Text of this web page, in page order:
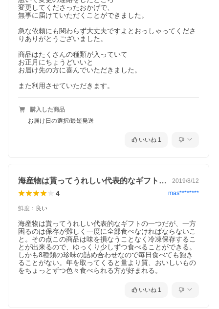
変更してくださったおかげで、
無事に届けていただくことができました。
急な依頼にも関わらず大丈夫ですよとおっしゃってくださ
りありがとうございました。
商品はたくさんの種類が入っていて
お正月にちょうどいいと
お届け先の方に喜んでいただきました。
また利用させていただきます。
購入した商品
お届け日の選択/最短発送
いいね 1
海産物は貰ってうれしい代表的なギフトの… 2019/8/12
4 mas********
鮮度 ： 良い
海産物は貰ってうれしい代表的なギフトの一つだが、一方
困るのは保存が難しく一度に全部食べなければならないこ
と。その点この商品は味を損なうことなく冷凍保存するこ
とが出来るので、ゆっくり少しずつ食べることができる。
しかも8種類の珍味の詰め合わせなので毎日食べても飽き
ることがない。年を取ってくると量より質、おいしいもの
をちょっとずつ色々食べられる方が好まれる。
いいね 1